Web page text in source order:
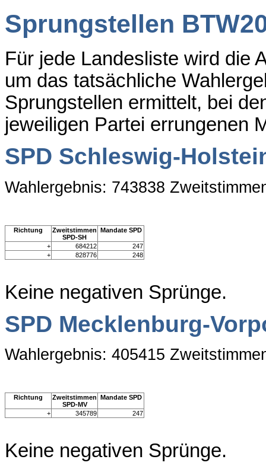
Sprungstellen
Für jede Landesliste wird die
um das tatsächliche
Sprungstellen ermittelt, bei
jeweiligen Partei errungenen
SPD Schleswig-
Wahlergebnis: 743838
Richtung
Zweitstimmen
SPD-SH
Mandate SPD
+ 684212
247
+
828776 248
Keine negativen Sprünge.
SPD Mecklenburg-
Wahlergebnis: 405415
Richtung
Zweitstimmen
SPD-MV
Mandate SPD
+ 345789 247
Keine negativen Sprünge.